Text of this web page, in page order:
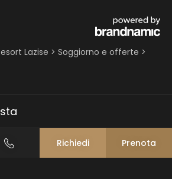
Richiedi Prenota
Lazise > Soggiorno e offerte >